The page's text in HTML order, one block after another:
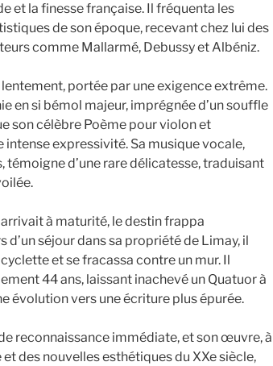
et la finesse française. Il fréquenta les
de son époque, recevant chez lui des
comme Mallarmé, Debussy et Albéniz.
portée par une exigence extrême.
en si bémol majeur, imprégnée d’un souffle
son célèbre Poème pour violon et
intense expressivité. Sa musique vocale,
témoigne d’une rare délicatesse, traduisant
à maturité, le destin frappa
d’un séjour dans sa propriété de Limay, il
et se fracassa contre un mur. Il
44 ans, laissant inachevé un Quatuor à
évolution vers une écriture plus épurée.
reconnaissance immédiate, et son œuvre, à
des nouvelles esthétiques du XXe siècle,